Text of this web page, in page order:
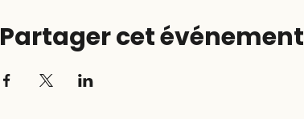
Partager cet événement